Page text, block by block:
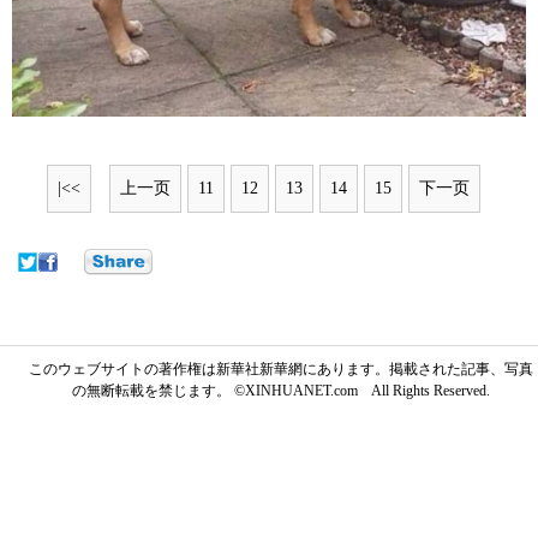
|<< 上一页 11 12 13 14 15 下一页
このウェブサイトの著作権は新華社新華網にあります。掲載された記事、写真
の無断転載を禁じます。 ©XINHUANET.com All Rights Reserved.